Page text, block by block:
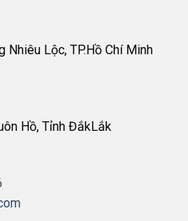
Lộc, TP.Hồ Chí Minh
Hồ, Tỉnh ĐắkLắk